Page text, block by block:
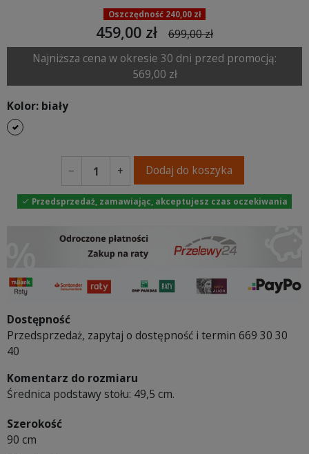
Oszczędność 240,00 zł
459,00 zł 699,00 zł
Najniższa cena w okresie 30 dni przed promocją:
569,00 zł
Kolor: biały
biały
− + Dodaj do koszyka
 Przedsprzedaż, zamawiając, akceptujesz czas oczekiwania
Dostępność
Przedsprzedaż, zapytaj o dostępność i termin 669 30 30
40
Komentarz do rozmiaru
Średnica podstawy stołu: 49,5 cm.
Szerokość
90 cm